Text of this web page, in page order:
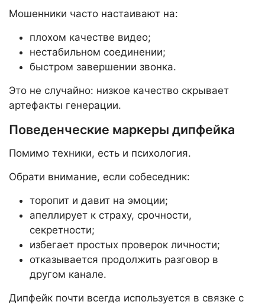
Мошенники часто настаивают на:
плохом качестве видео;
нестабильном соединении;
быстром завершении звонка.
Это не случайно: низкое качество скрывает
артефакты генерации.
Поведенческие маркеры дипфейка
Помимо техники, есть и психология.
Обрати внимание, если собеседник:
торопит и давит на эмоции;
апеллирует к страху, срочности,
секретности;
избегает простых проверок личности;
отказывается продолжить разговор в
другом канале.
Дипфейк почти всегда используется в связке с